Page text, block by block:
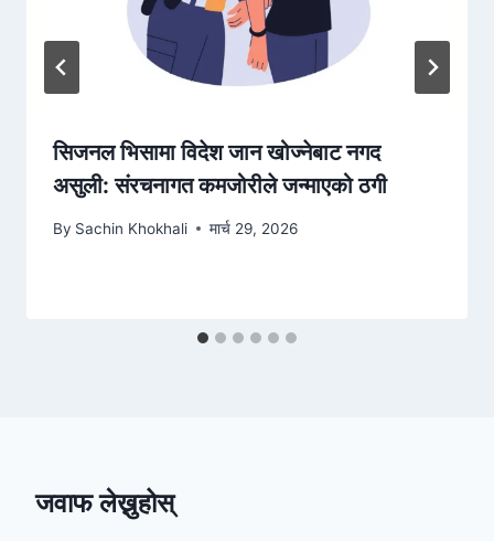
सिजनल भिसामा विदेश जान खोज्नेबाट नगद
असुली: संरचनागत कमजोरीले जन्माएको ठगी
By Sachin Khokhali मार्च 29, 2026
जवाफ लेख्नुहोस्